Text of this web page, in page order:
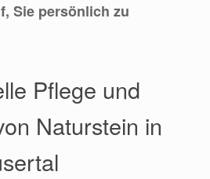
Sie persönlich zu
Pflege und
Naturstein in